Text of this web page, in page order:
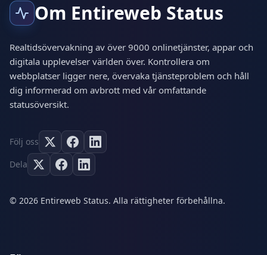
Om Entireweb Status
Realtidsövervakning av över 9000 onlinetjänster, appar och
digitala upplevelser världen över. Kontrollera om
webbplatser ligger nere, övervaka tjänsteproblem och håll
dig informerad om avbrott med vår omfattande
statusöversikt.
Följ oss
Dela
© 2026 Entireweb Status. Alla rättigheter förbehållna.